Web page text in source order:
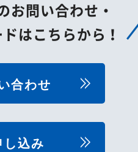
お問い合わせ・
はこちらから！
合わせ
し込み